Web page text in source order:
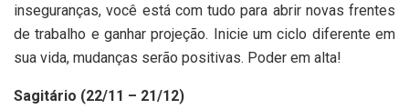
inseguranças, você está com tudo para abrir novas frentes
de trabalho e ganhar projeção. Inicie um ciclo diferente em
sua vida, mudanças serão positivas. Poder em alta!
Sagitário (22/11 – 21/12)